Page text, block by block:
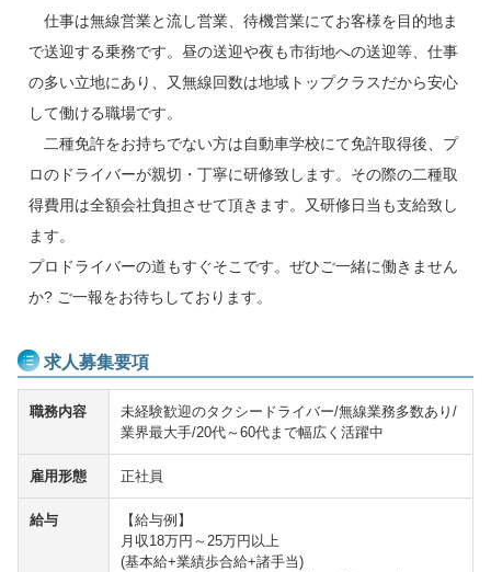
仕事は無線営業と流し営業、待機営業にてお客様を目的地ま
で送迎する乗務です。昼の送迎や夜も市街地への送迎等、仕事
の多い立地にあり、又無線回数は地域トップクラスだから安心
して働ける職場です。
二種免許をお持ちでない方は自動車学校にて免許取得後、プ
ロのドライバーが親切・丁寧に研修致します。その際の二種取
得費用は全額会社負担させて頂きます。又研修日当も支給致し
ます。
プロドライバーの道もすぐそこです。ぜひご一緒に働きません
か? ご一報をお待ちしております。
求人募集要項
職務内容
未経験歓迎のタクシードライバー/無線業務多数あり/
業界最大手/20代～60代まで幅広く活躍中
雇用形態 正社員
給与
【給与例】
月収18万円～25万円以上
(基本給+業績歩合給+諸手当)